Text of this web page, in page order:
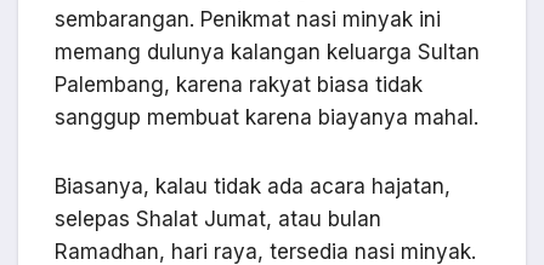
sembarangan. Penikmat nasi minyak ini
memang dulunya kalangan keluarga Sultan
Palembang, karena rakyat biasa tidak
sanggup membuat karena biayanya mahal.
Biasanya, kalau tidak ada acara hajatan,
selepas Shalat Jumat, atau bulan
Ramadhan, hari raya, tersedia nasi minyak.